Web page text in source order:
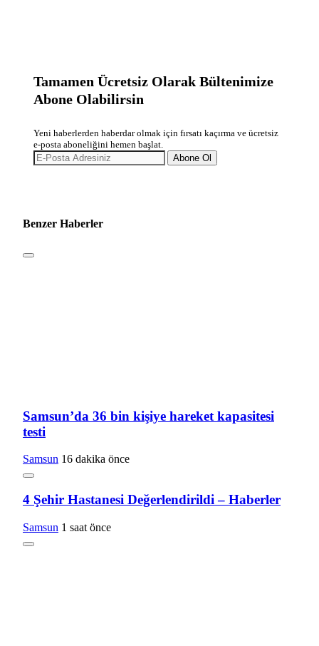
Tamamen Ücretsiz Olarak Bültenimize
Abone Olabilirsin
Yeni haberlerden haberdar olmak için fırsatı kaçırma ve ücretsiz
e-posta aboneliğini hemen başlat.
Abone Ol
Benzer Haberler
Samsun’da 36 bin kişiye hareket kapasitesi
testi
Samsun 16 dakika önce
4 Şehir Hastanesi Değerlendirildi – Haberler
Samsun 1 saat önce